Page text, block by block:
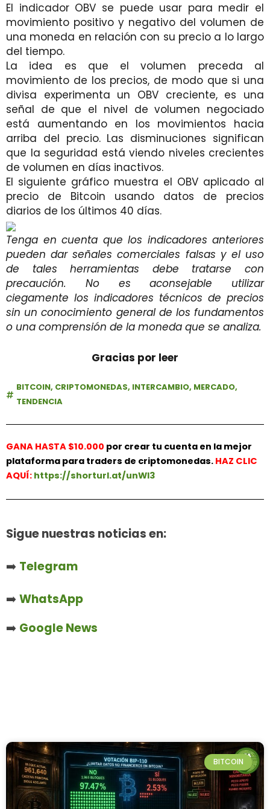
El indicador OBV se puede usar para medir el
movimiento positivo y negativo del volumen de
una moneda en relación con su precio a lo largo
del tiempo.
La idea es que el volumen preceda al
movimiento de los precios, de modo que si una
divisa experimenta un OBV creciente, es una
señal de que el nivel de volumen negociado
está aumentando en los movimientos hacia
arriba del precio. Las disminuciones significan
que la seguridad está viendo niveles crecientes
de volumen en días inactivos.
El siguiente gráfico muestra el OBV aplicado al
precio de Bitcoin usando datos de precios
diarios de los últimos 40 días.
Tenga en cuenta que los indicadores anteriores
pueden dar señales comerciales falsas y el uso
de tales herramientas debe tratarse con
precaución. No es aconsejable utilizar
ciegamente los indicadores técnicos de precios
sin un conocimiento general de los fundamentos
o una comprensión de la moneda que se analiza.
Gracias por leer
BITCOIN, CRIPTOMONEDAS, INTERCAMBIO, MERCADO,
TENDENCIA
GANA HASTA $10.000 por crear tu cuenta en la mejor
plataforma para traders de criptomonedas. HAZ CLIC
AQUÍ: https://shorturl.at/unWl3
Sigue nuestras noticias en:
➡️ Telegram
➡️WhatsApp
➡️ Google News
BITCOIN